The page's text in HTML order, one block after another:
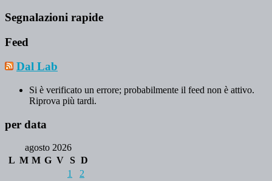
Segnalazioni rapide
Feed
Dal Lab
Si è verificato un errore; probabilmente il feed non è attivo.
Riprova più tardi.
per data
agosto 2026
L M M G V S D
1
2